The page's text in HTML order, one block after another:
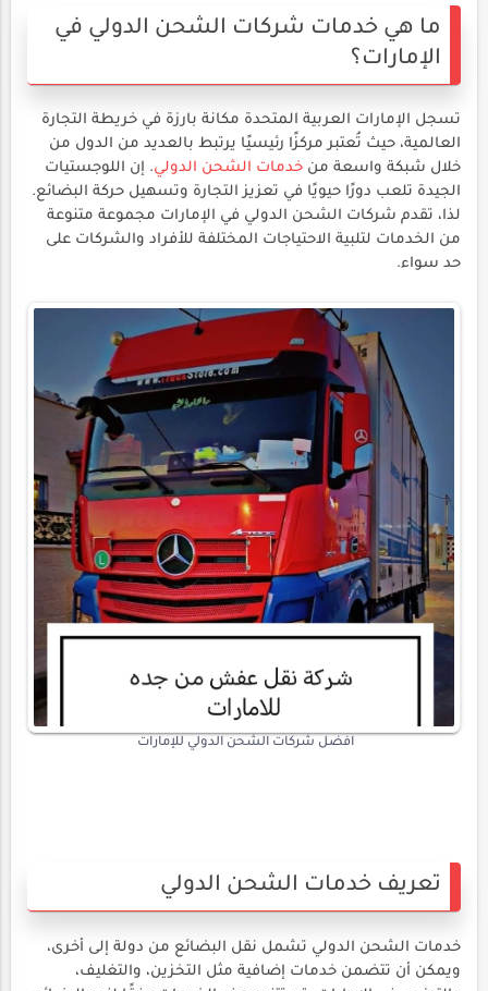
ما هي خدمات شركات الشحن الدولي في
الإمارات؟
تسجل الإمارات العربية المتحدة مكانة بارزة في خريطة التجارة
العالمية، حيث تُعتبر مركزًا رئيسيًا يرتبط بالعديد من الدول من
خلال شبكة واسعة من خدمات الشحن الدولي. إن اللوجستيات
الجيدة تلعب دورًا حيويًا في تعزيز التجارة وتسهيل حركة البضائع.
لذا، تقدم شركات الشحن الدولي في الإمارات مجموعة متنوعة
من الخدمات لتلبية الاحتياجات المختلفة للأفراد والشركات على
حد سواء.
افضل شركات الشحن الدولي للإمارات
تعريف خدمات الشحن الدولي
خدمات الشحن الدولي تشمل نقل البضائع من دولة إلى أخرى،
ويمكن أن تتضمن خدمات إضافية مثل التخزين، والتغليف،